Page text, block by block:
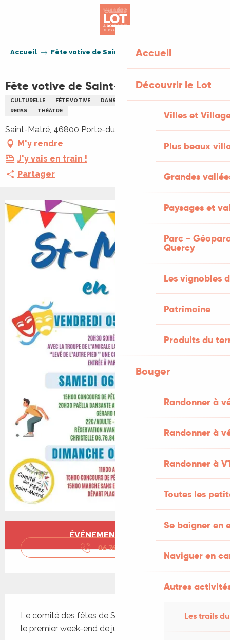
Accueil
Découvrir le Lot
Villes et
Plus beaux
Grandes
Paysages et
Parc -
Quercy
Les vignobles
Patrimoine
Produits du
Bouger
Randonner à
Randonner à
Randonner à
Toutes les
Se baigner en
Naviguer en
Autres
Les trails
Accueil Fête votive de Saint-Matré
Fête votive de Saint-Matré
CULTURELLE FÊTE VOTIVE DANSE MUSIQUE
PÉTANQUE
REPAS
THÉÂTRE
Saint-Matré, 46800 Porte-du-Quercy
M'y rendre
J'y vais en train !
Partager
Ouverture et coordonnées
ÉVÉNEMENT TERMINÉ
06 76 84 39
Le comité des fêtes de Saint-Matré vous attend
le premier week-end de juin pour faire la fête.